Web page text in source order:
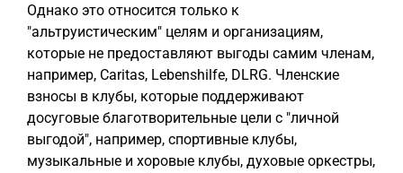
Однако это относится только к
"альтруистическим" целям и организациям,
которые не предоставляют выгоды самим членам,
например, Caritas, Lebenshilfe, DLRG. Членские
взносы в клубы, которые поддерживают
досуговые благотворительные цели с "личной
выгодой", например, спортивные клубы,
музыкальные и хоровые клубы, духовые оркестры,